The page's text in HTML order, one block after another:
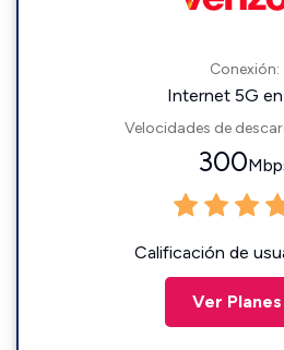
Conexión:
Internet 5G
Velocidades de
300
Calificación de
Ver Planes